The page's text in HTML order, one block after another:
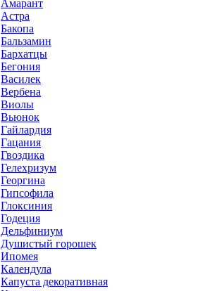
Амарант
Астра
Бакопа
Бальзамин
Бархатцы
Бегония
Василек
Вербена
Виолы
Вьюнок
Гайлардия
Гацания
Гвоздика
Гелехризум
Георгина
Гипсофила
Глоксиния
Годеция
Дельфиниум
Душистый горошек
Ипомея
Календула
Капуста декоративная